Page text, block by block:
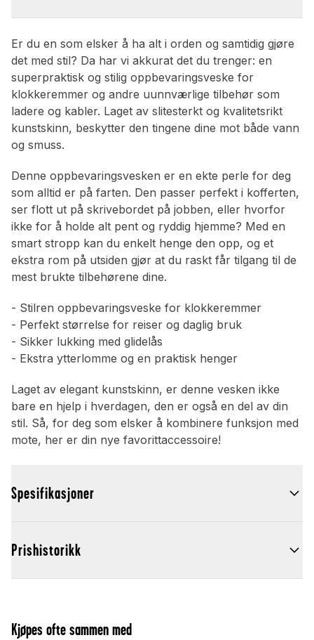
Er du en som elsker å ha alt i orden og samtidig gjøre
det med stil? Da har vi akkurat det du trenger: en
superpraktisk og stilig oppbevaringsveske for
klokkeremmer og andre uunnværlige tilbehør som
ladere og kabler. Laget av slitesterkt og kvalitetsrikt
kunstskinn, beskytter den tingene dine mot både vann
og smuss.
Denne oppbevaringsvesken er en ekte perle for deg
som alltid er på farten. Den passer perfekt i kofferten,
ser flott ut på skrivebordet på jobben, eller hvorfor
ikke for å holde alt pent og ryddig hjemme? Med en
smart stropp kan du enkelt henge den opp, og et
ekstra rom på utsiden gjør at du raskt får tilgang til de
mest brukte tilbehørene dine.
- Stilren oppbevaringsveske for klokkeremmer
- Perfekt størrelse for reiser og daglig bruk
- Sikker lukking med glidelås
- Ekstra ytterlomme og en praktisk henger
Laget av elegant kunstskinn, er denne vesken ikke
bare en hjelp i hverdagen, den er også en del av din
stil. Så, for deg som elsker å kombinere funksjon med
mote, her er din nye favorittaccessoire!
Spesifikasjoner
Prishistorikk
Kjøpes ofte sammen med